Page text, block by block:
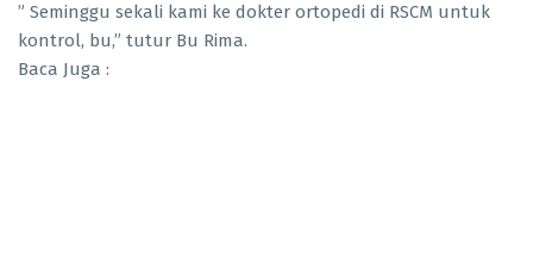
” Seminggu sekali kami ke dokter ortopedi di RSCM untuk
kontrol, bu,” tutur Bu Rima.
Baca Juga :